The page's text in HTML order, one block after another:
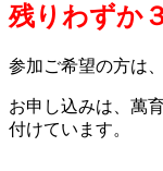
残りわずか
参加ご希望の方は
お申し込みは、萬
付けています。